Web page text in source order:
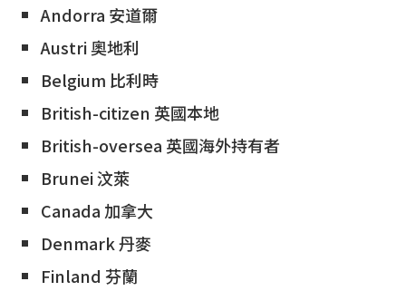
Andorra 安道爾
Austri 奧地利
Belgium 比利時
British-citizen 英國本地
British-oversea 英國海外持有者
Brunei 汶萊
Canada 加拿大
Denmark 丹麥
Finland 芬蘭